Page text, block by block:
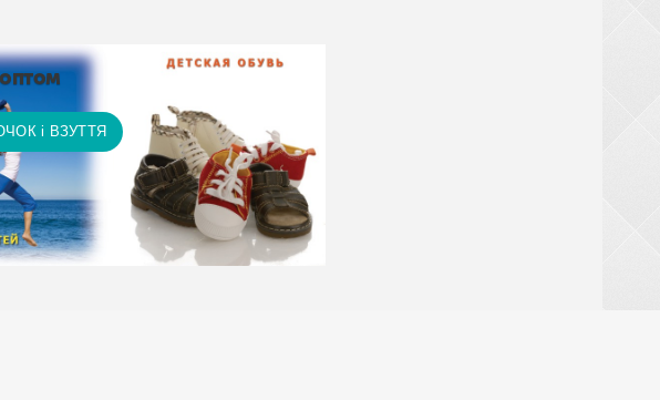
безкоштовно! При замовленні взуття від 20 ящиків (крім
НЕ ​​ОПЛАЧУЄТЬСЯ за великогабаритний товар (валізи,
і ВЗУТТЯ